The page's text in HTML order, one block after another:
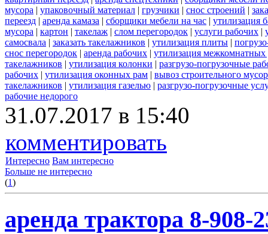
мусора | упаковочный материал | грузчики | снос строений |
переезд | аренда камаза | сборщики мебели на час | утилизация
мусора | картон | такелаж | слом перегородок | услуги рабочих |
самосвала | заказать такелажников | утилизация плиты |
снос перегородок | аренда рабочих | утилизация межкомнатных
такелажников | утилизация колонки | разгрузо-погрузочные
рабочих | утилизация оконных рам | вывоз строительного
такелажников | утилизация газелью | разгрузо-погрузочные
рабочие недорого
31.07.2017 в 15:40
комментировать
Интересно Вам интересно
Больше не интересно
(1)
аренда трактора 8-908-